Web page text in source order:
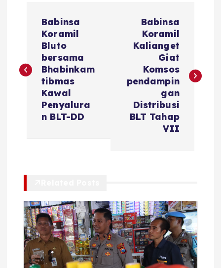
v
p
o
s
Babinsa
Koramil
Bluto
bersama
Bhabinkam
tibmas
Kawal
Penyalura
n BLT-DD
Babinsa
Koramil
Kalianget
Giat
Komsos
pendampin
gan
Distribusi
BLT Tahap
VII